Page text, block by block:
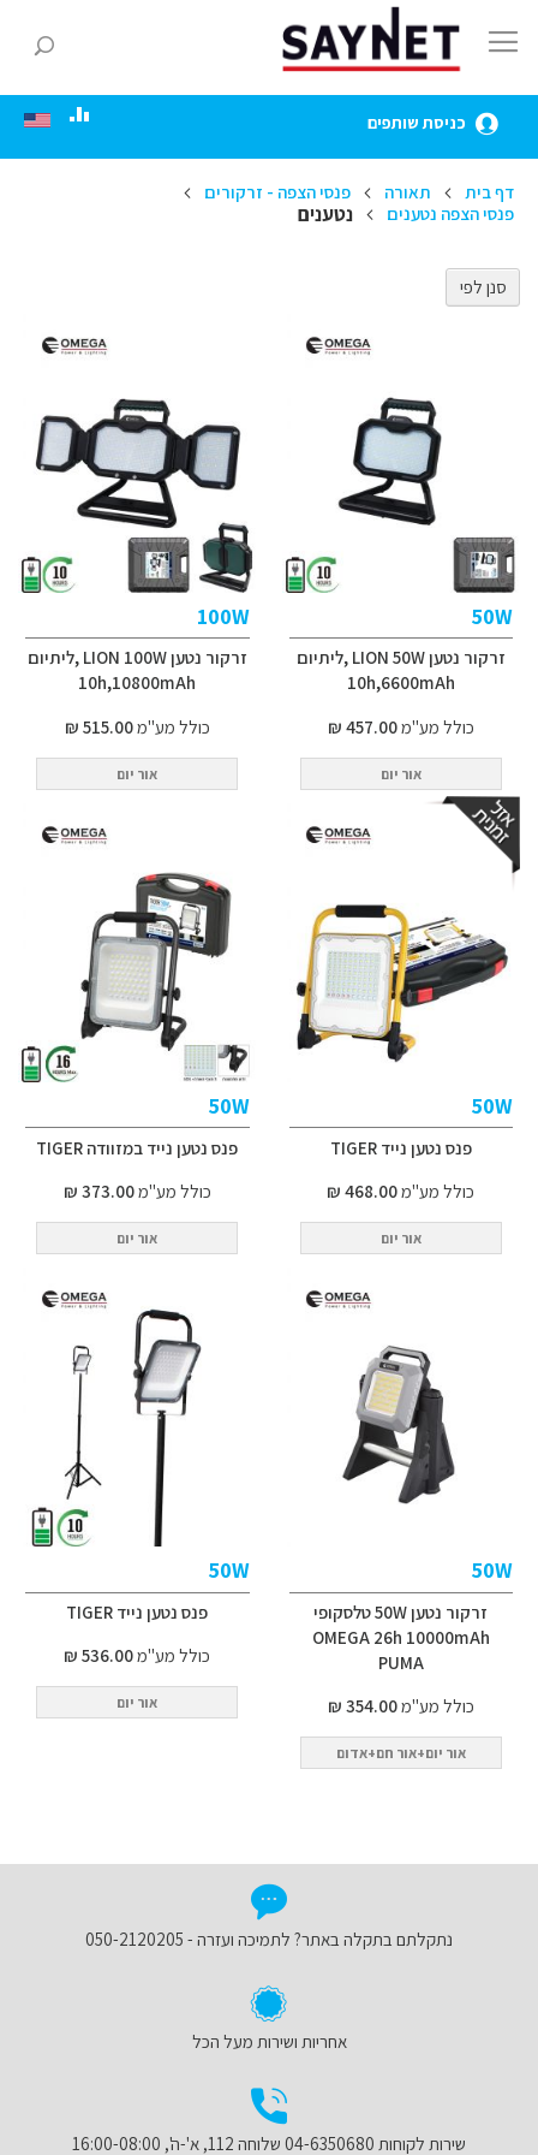
to
Content
כניסת שותפים
דף בית תאורה
פנסי הצפה - זרקורים
פנסי הצפה נטענים
נטענים
50W
זרקור נטען LION 50W ,ליתיום
10h,6600mAh
כולל מע"מ457.00 ₪
אור יום
100W
זרקור נטען LION 100W ,ליתיום
10h,10800mAh
כולל מע"מ515.00 ₪
אור יום
50W
פנס נטען נייד TIGER
כולל מע"מ468.00 ₪
אור יום
50W
פנס נטען נייד במזוודה TIGER
כולל מע"מ373.00 ₪
אור יום
50W
זרקור נטען 50W טלסקופי
OMEGA 26h 10000mAh
PUMA
כולל מע"מ354.00 ₪
אור יום+אור חם+אדום
50W
פנס נטען נייד TIGER
כולל מע"מ536.00 ₪
אור יום
סנן לפי
נתקלתם בתקלה באתר? לתמיכה ועזרה - 050-2120205
אחריות ושירות מעל הכל
שירות לקוחות 04-6350680 שלוחה 112, א'-ה', 16:00-08:00